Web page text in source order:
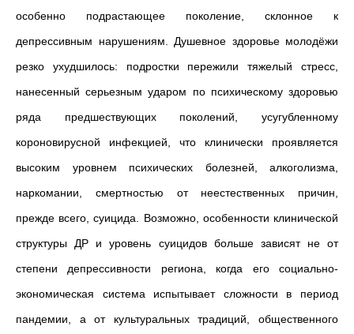
особенно подрастающее поколение, склонное к
депрессивным нарушениям. Душевное здоровье молодёжи
резко ухудшилось: подростки пережили тяжелый стресс,
нанесенный серьезным ударом по психическому здоровью
ряда предшествующих поколений, усугубленному
короновирусной инфекцией, что клинически проявляется
высоким уровнем психических болезней, алкоголизма,
наркомании, смертностью от неестественных причин,
прежде всего, суицида. Возможно, особенности клинической
структуры ДР и уровень суицидов больше зависят не от
степени депрессивности региона, когда его социально-
экономическая система испытывает сложности в период
пандемии, а от культуральных традиций, общественного